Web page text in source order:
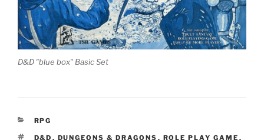
D&D "blue box" Basic Set
CATEGORIAS
RPG
TAGS
D&D , DUNGEONS & DRAGONS , ROLE PLAY GAME ,